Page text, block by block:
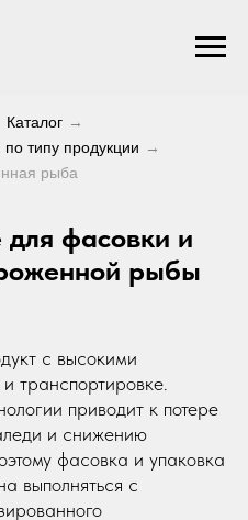
Каталог →
типу продукции →
рыба
фасовки и
рыбы
с высокими
транспортировке.
приводит к потере
и снижению
фасовка и упаковка
выполняться с